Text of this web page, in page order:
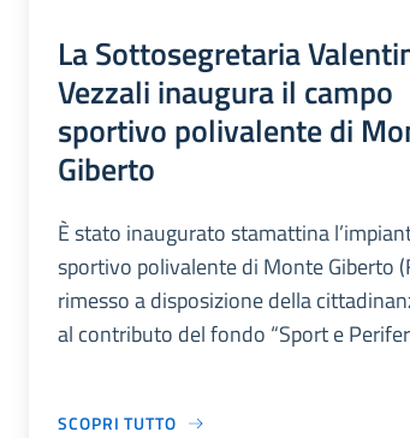
La Sottosegretaria
Vezzali inaugura il campo
sportivo polivalente di
Giberto
È stato inaugurato stamattina
sportivo polivalente di Monte Giberto
rimesso a disposizione della
al contributo del fondo “Sport e
SCOPRI TUTTO